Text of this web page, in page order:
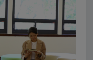
Next